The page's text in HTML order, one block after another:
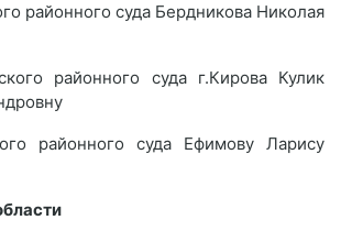
районного суда Бердникова Николая
районного суда г.Кирова Кулик
районного суда Ефимову Ларису